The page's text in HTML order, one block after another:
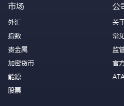
市场
外汇
指数
贵金属
加密货币
能源
股票
公
关
常
监
官